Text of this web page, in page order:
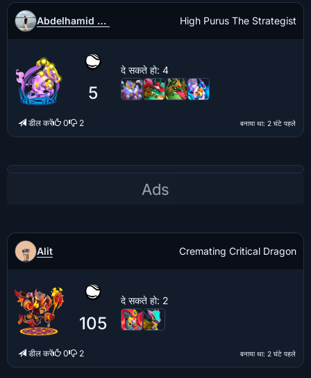
Abdelhamid Zouhri High Purus The Strategist
5
दे सकते हो: 4
बनाया था: 2 घंटे पहले
डील करें 0 2
Alit Cremating Critical Dragon
105
दे सकते हो: 2
बनाया था: 2 घंटे पहले
डील करें 0 2